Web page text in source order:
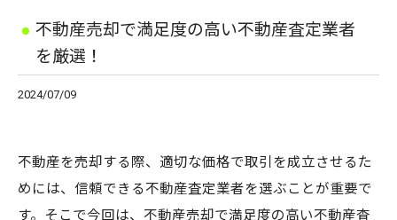
不動産売却で満足度の高い不動産査定業者
を厳選！
2024/07/09
不動産を売却する際、適切な価格で取引を成立させるた
めには、信頼できる不動産査定業者を選ぶことが重要で
す。そこで今回は、不動産売却で満足度の高い不動産査